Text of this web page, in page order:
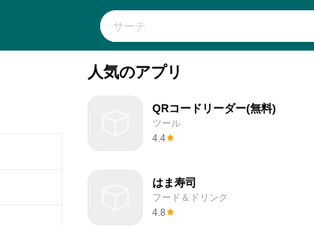
人気のアプリ
QRコードリーダー(無料)
ツール
4.4
はま寿司
フード＆ドリンク
4.8